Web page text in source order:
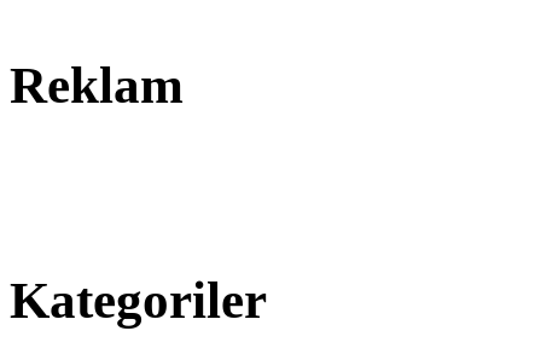
Reklam
Kategoriler